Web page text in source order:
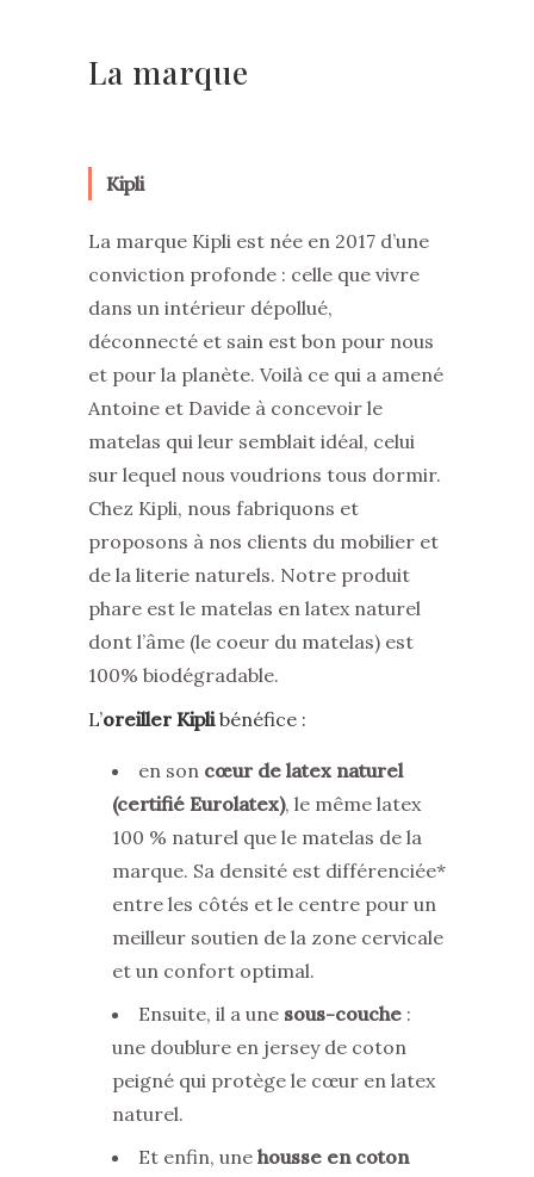
La marque
Kipli
La marque Kipli est née en 2017 d’une
conviction profonde : celle que vivre
dans un intérieur dépollué,
déconnecté et sain est bon pour nous
et pour la planète. Voilà ce qui a amené
Antoine et Davide à concevoir le
matelas qui leur semblait idéal, celui
sur lequel nous voudrions tous dormir.
Chez Kipli, nous fabriquons et
proposons à nos clients du mobilier et
de la literie naturels. Notre produit
phare est le matelas en latex naturel
dont l’âme (le coeur du matelas) est
100% biodégradable.
L’oreiller Kiplibénéfice :
en son cœur de latex naturel
(certifié Eurolatex), le même latex
100 % naturel que le matelas de la
marque. Sa densité est différenciée*
entre les côtés et le centre pour un
meilleur soutien de la zone cervicale
et un confort optimal.
Ensuite, il a une sous-couche :
une doublure en jersey de coton
peigné qui protège le cœur en latex
naturel.
Et enfin, une housse en coton